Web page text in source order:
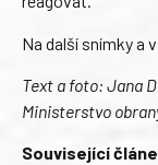
Na další snímky a
Text a foto: Jana
Ministerstvo
Související